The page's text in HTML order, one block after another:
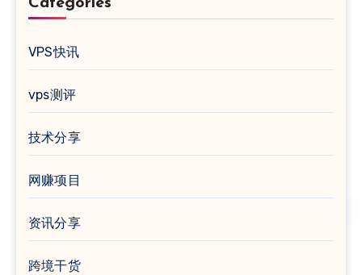
Categories
VPS快讯
vps测评
技术分享
网赚项目
资讯分享
跨境干货